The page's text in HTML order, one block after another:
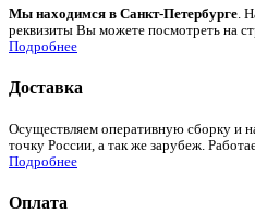
Мы находимся в Санкт-Петербурге.
реквизиты Вы можете посмотреть на
Подробнее
Доставка
Осуществляем оперативную сборку и
точку России, а так же зарубеж.
Подробнее
Оплата